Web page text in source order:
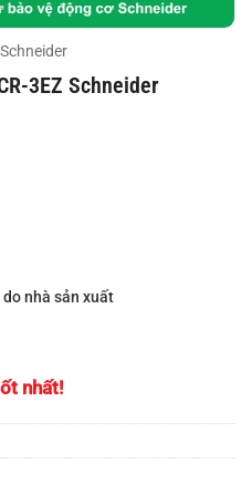
3EZ Schneider
nhà sản xuất
nhất!